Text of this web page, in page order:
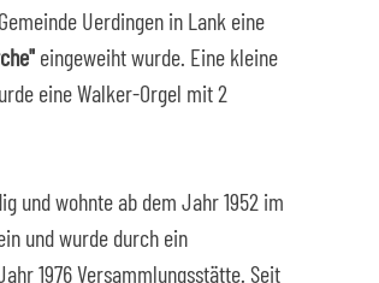
Uerdingen in Lank eine
eingeweiht wurde. Eine kleine
eine Walker-Orgel mit 2
und wohnte ab dem Jahr 1952 im
und wurde durch ein
1976 Versammlungsstätte. Seit